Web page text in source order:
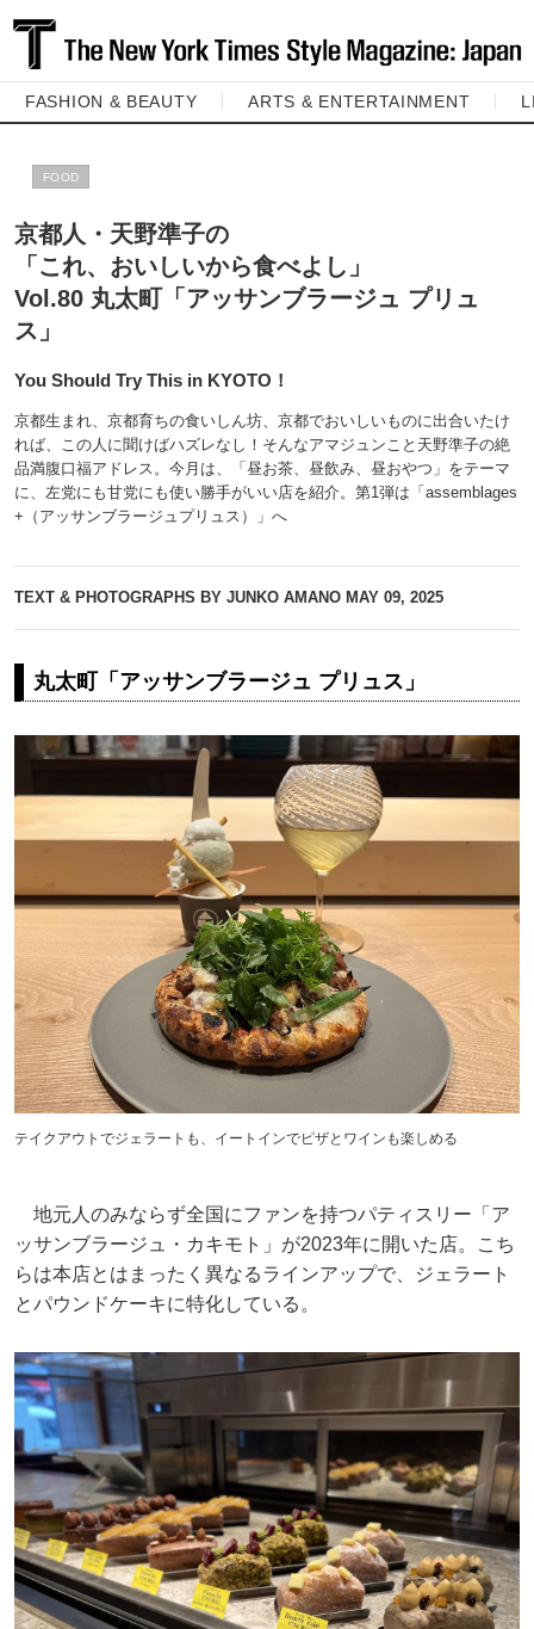
FASHION & BEAUTY ARTS & ENTERTAINMENT
FOOD
京都人・天野準子の
「これ、おいしいから食べよし」
Vol.80 丸太町「アッサンブラージュ プリュ
ス」
You Should Try This in KYOTO！
京都生まれ、京都育ちの食いしん坊、京都でおいしいものに出合いたけ
れば、この人に聞けばハズレなし！そんなアマジュンこと天野準子の絶
品満腹口福アドレス。今月は、「昼お茶、昼飲み、昼おやつ」をテーマ
に、左党にも甘党にも使い勝手がいい店を紹介。第1弾は「assemblages
+（アッサンブラージュプリュス）」へ
TEXT & PHOTOGRAPHS BY JUNKO AMANO MAY 09, 2025
丸太町「アッサンブラージュ プリュス」
テイクアウトでジェラートも、イートインでピザとワインも楽しめる
地元人のみならず全国にファンを持つパティスリー「ア
ッサンブラージュ・カキモト」が2023年に開いた店。こち
らは本店とはまったく異なるラインアップで、ジェラート
とパウンドケーキに特化している。